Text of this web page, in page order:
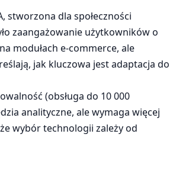
stworzona dla społeczności
zaangażowanie użytkowników o
modułach e-commerce, ale
jak kluczowa jest adaptacja do
(obsługa do 10 000
analityczne, ale wymaga więcej
wybór technologii zależy od